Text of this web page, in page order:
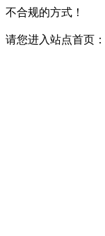
不合规的方式！
请您进入站点首页：